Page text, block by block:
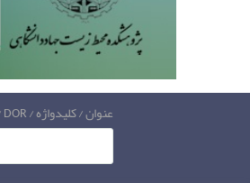
عنوان / کلیدواژه / DOI / DOR